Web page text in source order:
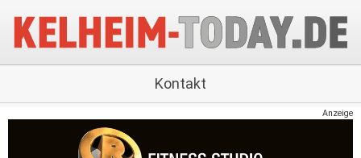
Kontakt
Anzeige